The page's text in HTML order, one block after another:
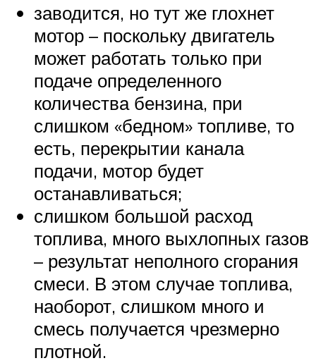
заводится, но тут же глохнет
мотор – поскольку двигатель
может работать только при
подаче определенного
количества бензина, при
слишком «бедном» топливе, то
есть, перекрытии канала
подачи, мотор будет
останавливаться;
слишком большой расход
топлива, много выхлопных газов
– результат неполного сгорания
смеси. В этом случае топлива,
наоборот, слишком много и
смесь получается чрезмерно
плотной.